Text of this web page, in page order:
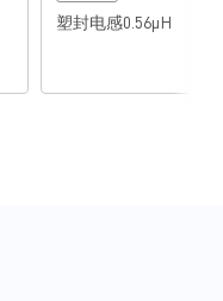
塑封电感0.56µH